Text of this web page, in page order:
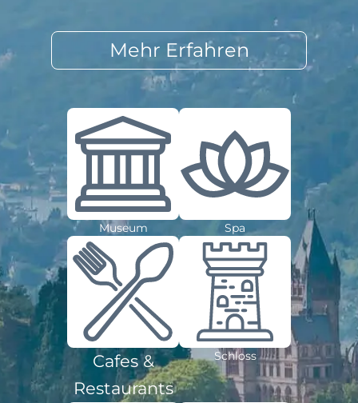
Mehr Erfahren
Museum Spa
Cafes &
Restaurants
Schloss